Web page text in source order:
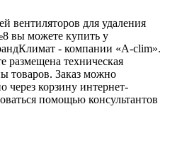
вентиляторов для удаления
вы можете купить у
- компании «A-clim».
размещена техническая
товаров. Заказ можно
через корзину интернет-
помощью консультантов